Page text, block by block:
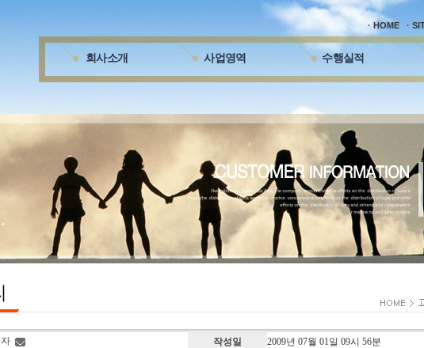
· HOME ·
회사소개 사업영역 수행실적
작성일
2009년 07월 01일 09시 56분